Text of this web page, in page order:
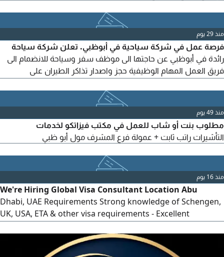
منذ 29 يوم
فرصة عمل في شركة سياحية في أبوظبي. تعلن شركة سياحة
رائدة في أبوظبي عن حاجتها الى موظف سفر وسياحة للانضمام الى
فريق العمل المهام الوظيفية حجز واصدار تذاكر الطيران على
للعملاء، اعداد عروض الأسعار ومتابعة العملاء حتى اتمام الحجز. خبرة
لا تقل عن 4 سنوات في مجال السياحة والسفر. مهارات ممتازة في
التواصل وخدمة العملاء. اجادة اللغتين العربية
منذ 49 يوم
مطلوب بنت أو شاب للعمل في مكتب فيزاتكو لخدمات
التأشيرات راتب ثابت + عمولة فرع المشرف مول أبو ظبي
منذ 16 يوم
We're Hiring Global Visa Consultant Location Abu
Dhabi, UAE Requirements Strong knowledge of Schengen,
UK, USA, ETA & other visa requirements - Excellent
currently residing in the UAE and available to join
immediately. WhatsApp your CV to